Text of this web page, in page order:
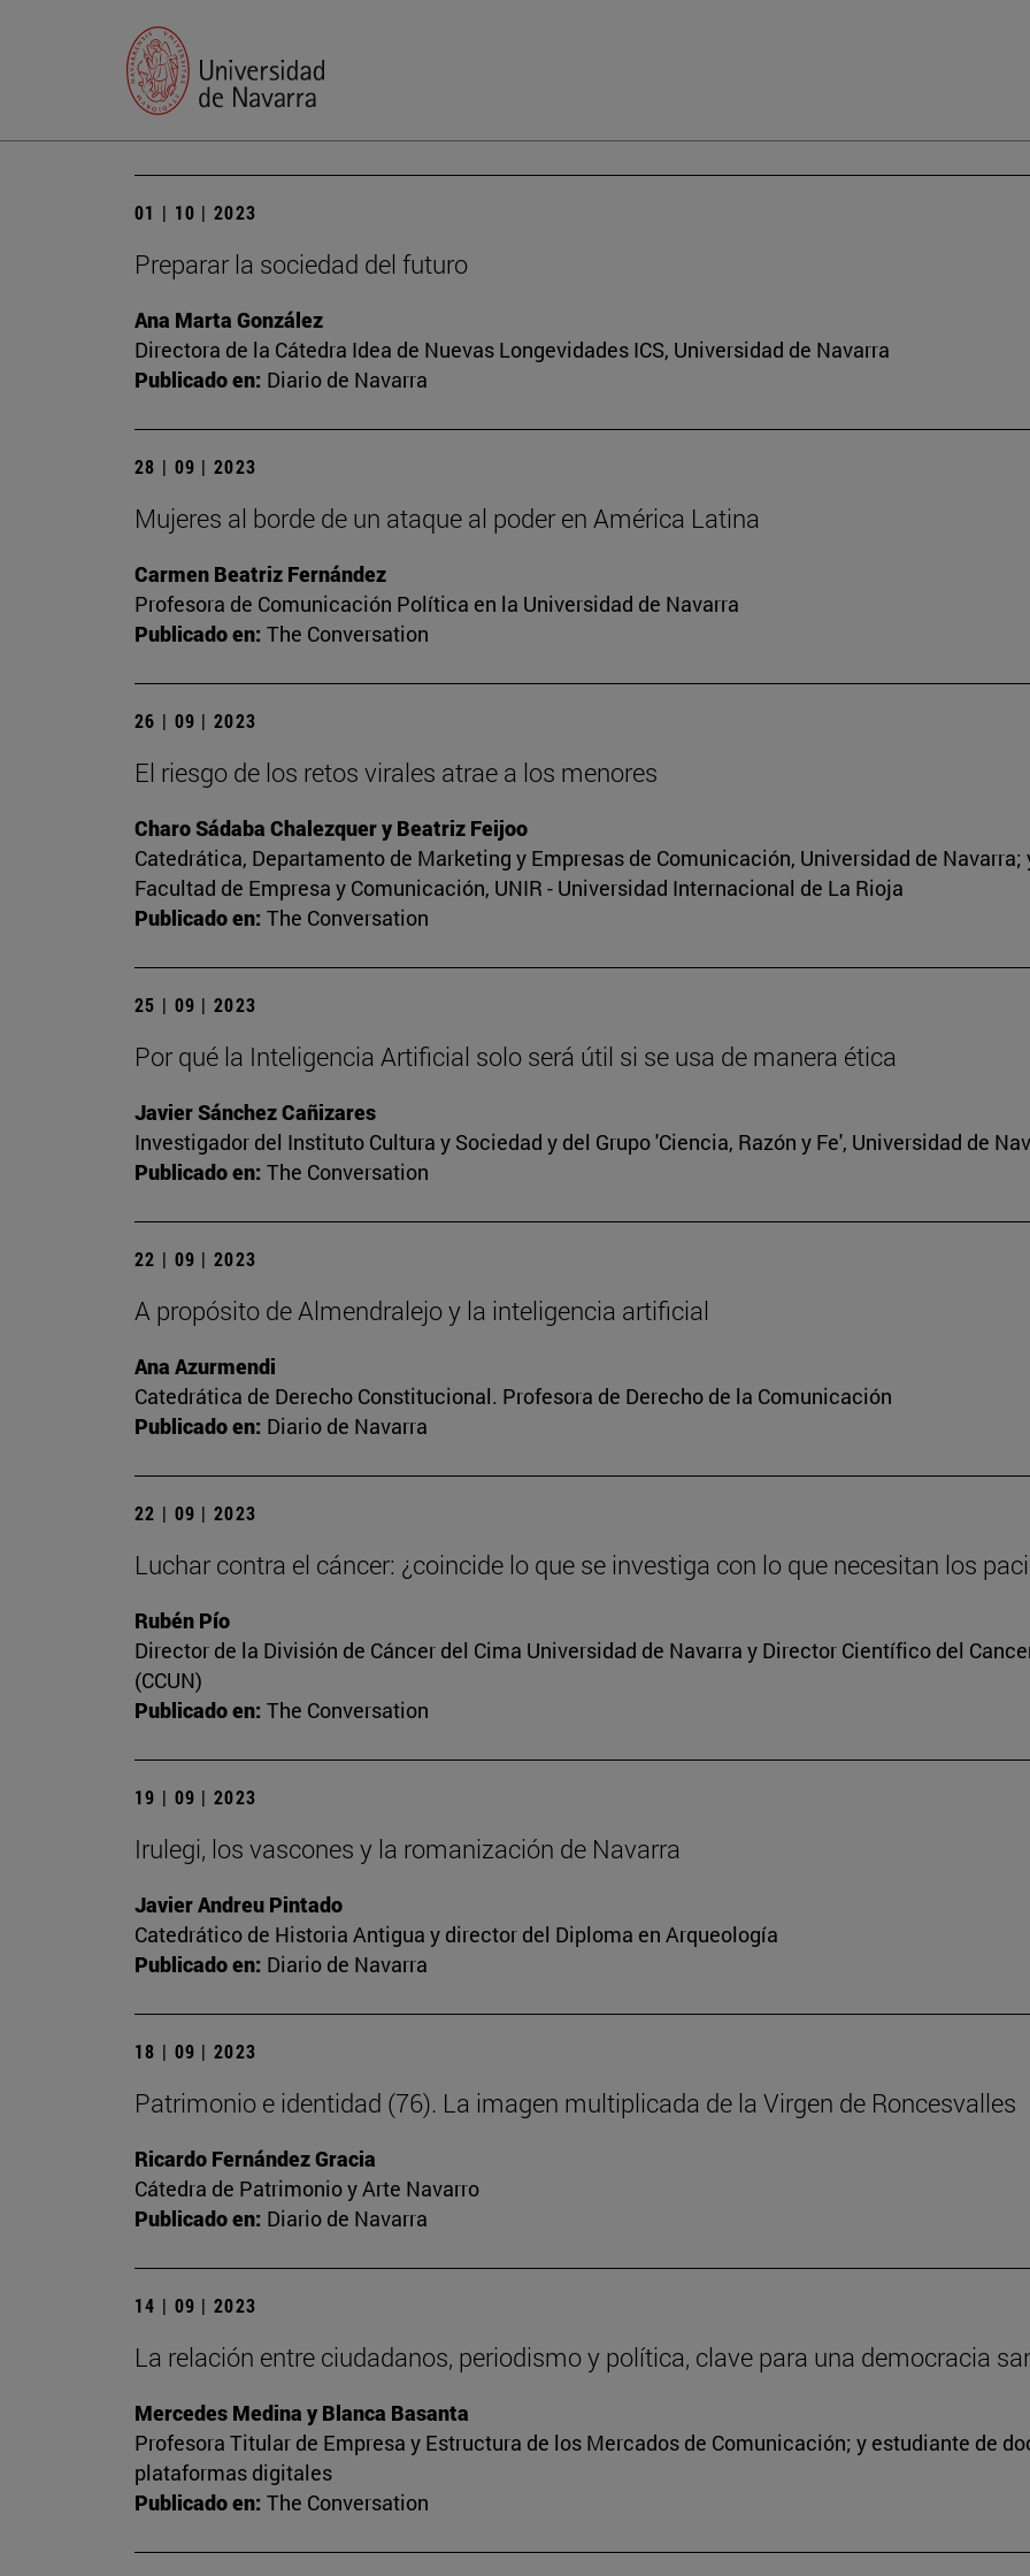
01 | 10 | 2023
Preparar la sociedad del futuro
Ana Marta González
Directora de la Cátedra Idea de Nuevas Longevidades ICS, Universidad de Navarra
Publicado en: Diario de Navarra
28 | 09 | 2023
Mujeres al borde de un ataque al poder en América Latina
Carmen Beatriz Fernández
Profesora de Comunicación Política en la Universidad de Navarra
Publicado en: The Conversation
26 | 09 | 2023
El riesgo de los retos virales atrae a los menores
Charo Sádaba Chalezquer y Beatriz Feijoo
Catedrática, Departamento de Marketing y Empresas de Comunicación, Universidad de
Facultad de Empresa y Comunicación, UNIR - Universidad Internacional de La Rioja
Publicado en: The Conversation
25 | 09 | 2023
Por qué la Inteligencia Artificial solo será útil si se usa de manera ética
Javier Sánchez Cañizares
Investigador del Instituto Cultura y Sociedad y del Grupo 'Ciencia, Razón y Fe', Universidad de
Publicado en: The Conversation
22 | 09 | 2023
A propósito de Almendralejo y la inteligencia artificial
Ana Azurmendi
Catedrática de Derecho Constitucional. Profesora de Derecho de la Comunicación
Publicado en: Diario de Navarra
22 | 09 | 2023
Luchar contra el cáncer: ¿coincide lo que se investiga con lo que necesitan los
Rubén Pío
Director de la División de Cáncer del Cima Universidad de Navarra y Director Científico del
(CCUN)
Publicado en: The Conversation
19 | 09 | 2023
Irulegi, los vascones y la romanización de Navarra
Javier Andreu Pintado
Catedrático de Historia Antigua y director del Diploma en Arqueología
Publicado en: Diario de Navarra
18 | 09 | 2023
Patrimonio e identidad (76). La imagen multiplicada de la Virgen de Roncesvalles
Ricardo Fernández Gracia
Cátedra de Patrimonio y Arte Navarro
Publicado en: Diario de Navarra
14 | 09 | 2023
La relación entre ciudadanos, periodismo y política, clave para una democracia
Mercedes Medina y Blanca Basanta
Profesora Titular de Empresa y Estructura de los Mercados de Comunicación; y estudiante de
plataformas digitales
Publicado en: The Conversation